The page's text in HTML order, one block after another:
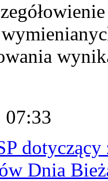
07:33
dotyczący
Dnia